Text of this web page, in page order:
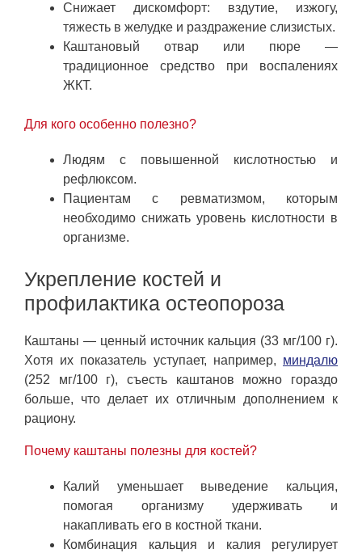
Снижает дискомфорт: вздутие, изжогу,
тяжесть в желудке и раздражение слизистых.
Каштановый отвар или пюре —
традиционное средство при воспалениях
ЖКТ.
Для кого особенно полезно?
Людям с повышенной кислотностью и
рефлюксом.
Пациентам с ревматизмом, которым
необходимо снижать уровень кислотности в
организме.
Укрепление костей и
профилактика остеопороза
Каштаны — ценный источник кальция (33 мг/100 г).
Хотя их показатель уступает, например, миндалю
(252 мг/100 г), съесть каштанов можно гораздо
больше, что делает их отличным дополнением к
рациону.
Почему каштаны полезны для костей?
Калий уменьшает выведение кальция,
помогая организму удерживать и
накапливать его в костной ткани.
Комбинация кальция и калия регулирует